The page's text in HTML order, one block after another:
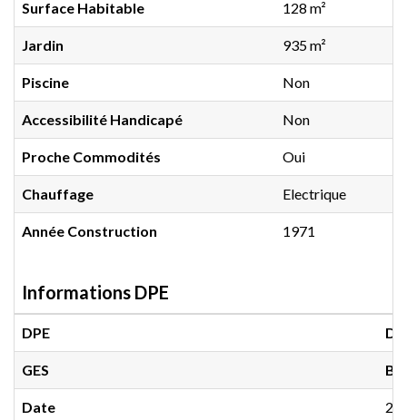
Surface Habitable 128 m²
Jardin 935 m²
Piscine Non
Accessibilité Handicapé Non
Proche Commodités Oui
Chauffage Electrique
Année Construction 1971
Informations DPE
DPE D
GES B
Date